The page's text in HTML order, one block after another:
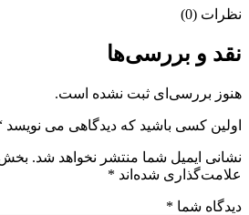
نظرات (0)
نقد و بررسی‌ها
هنوز بررسی‌ای ثبت نشده است.
اولین کسی باشید که دیدگاهی می نویسد
نشانی ایمیل شما منتشر نخواهد شد.
علامت‌گذاری شده‌اند *
دیدگاه شما *